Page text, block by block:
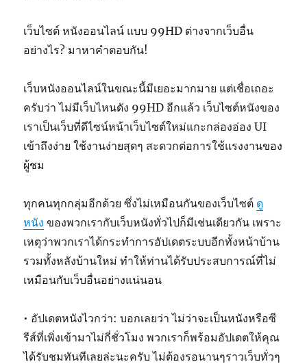
เว็บไซต์ หนังออนไลน์ แบบ 99HD ต่างจากเว็บอื่น
อย่างไร? มาหาคำตอบกัน!
เว็บหนังออนไลน์ในขณะนี้มีเยอะมากมาย แต่เชื่อเถอะ
ครับว่า ไม่มีเว็บไหนดัง 99HD อีกแล้ว เว็บไซต์หนังของ
เราเป็นเว็บที่ดีไซน์หน้าเว็บไซต์ใหม่แกะกล่องอ่อง UI
เข้าถึงง่าย ใช้งานง่ายสุดๆ สะดวกต่อการใช้แรงงานของ
ผู้ชม
ทุกคนทุกกลุ่มอีกด้วย ซึ่งไม่เหมือนกันของเว็บไซต์ ดู
หนัง ของพวกเรากับเว็บหนังทั่วไปก็มีเช่นเดียวกัน เพราะ
เหตุว่าพวกเราได้กระทำการอัปเดตระบบอีกทั้งหน้าบ้าน
รวมทั้งหลังบ้านใหม่ ทำให้ท่านได้รับประสบการณ์ที่ไม่
เหมือนกับเว็บอื่นอย่างแน่นอน
• อัปเดตหนังไวกว่า: บอกเลยว่า ไม่ว่าจะเป็นหนังหรือซี
รีส์ที่เพิ่งเข้ามาไม่กี่ชั่วโมง พวกเราก็พร้อมอัปเดตให้คุณ
ได้รับชมทันทีเลยล่ะนะครับ ไม่ต้องรอนานๆราวเว็บทั่วๆ